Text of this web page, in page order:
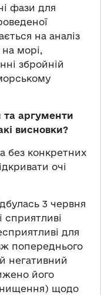
фази для
на аналіз
морі,
збройній
та аргументи
висновки?
без конкретних
очі
3 червня
сприятливі
для
попереднього
негативний
його
щодо